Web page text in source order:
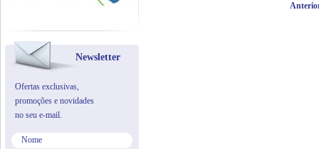
Newsletter
Ofertas exclusivas,
promoções e novidades
no seu e-mail.